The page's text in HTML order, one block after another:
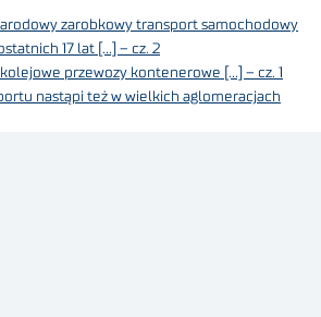
zarobkowy transport samochodowy
17 lat […] – cz. 2
przewozy kontenerowe […] – cz. 1
nastąpi też w wielkich aglomeracjach